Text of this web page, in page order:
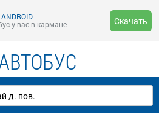
у вас в кармане
Скачать